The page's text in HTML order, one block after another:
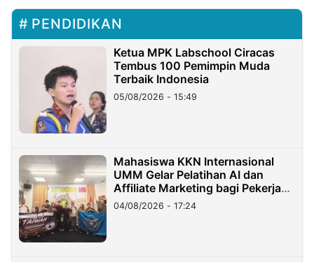
PENDIDIKAN
Ketua MPK Labschool Ciracas
Tembus 100 Pemimpin Muda
Terbaik Indonesia
05/08/2026 - 15:49
Mahasiswa KKN Internasional
UMM Gelar Pelatihan AI dan
Affiliate Marketing bagi Pekerja
Migran Indonesia di Taiwan
04/08/2026 - 17:24